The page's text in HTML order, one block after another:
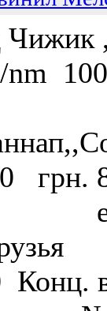
грн. 8
ex/
и
Конц.